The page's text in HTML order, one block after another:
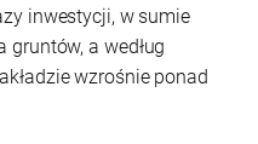
inwestycji, w sumie
gruntów, a według
wzrośnie ponad